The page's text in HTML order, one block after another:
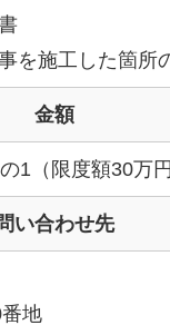
を施工した箇所
金額
1（限度額30万
い合わせ先
地